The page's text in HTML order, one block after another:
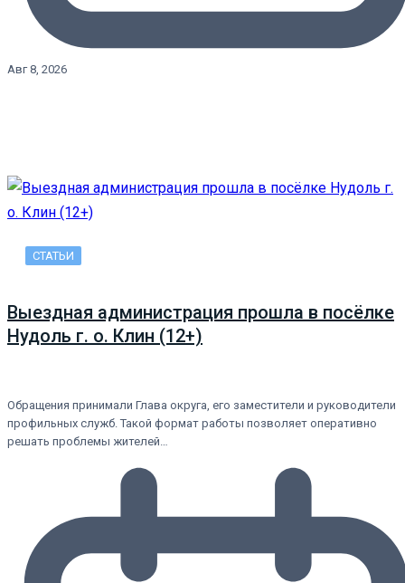
Авг 8, 2026
СТАТЬИ
Выездная администрация прошла в посёлке
Нудоль г. о. Клин (12+)
Обращения принимали Глава округа, его заместители и руководители
профильных служб. Такой формат работы позволяет оперативно
решать проблемы жителей…